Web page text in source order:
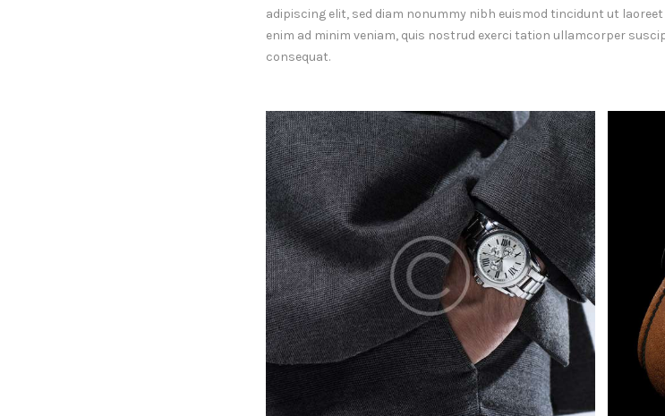
adipiscing elit, sed diam nonummy nibh euismod tincidunt ut
enim ad minim veniam, quis nostrud exerci tation ullamcorper
consequat.